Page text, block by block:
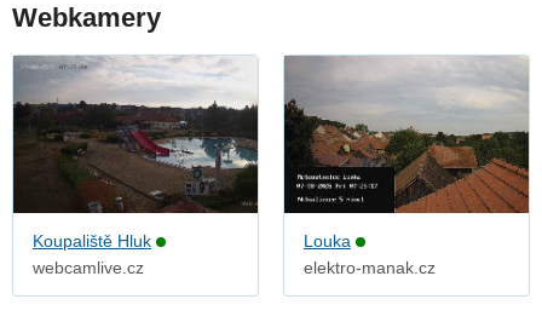
Webkamery
Koupaliště Hluk
webcamlive.cz
Louka
elektro-manak.cz